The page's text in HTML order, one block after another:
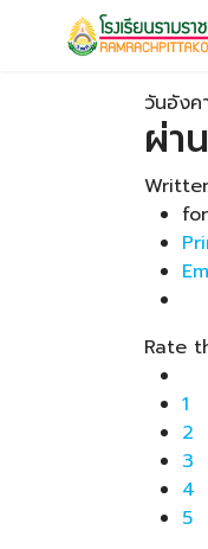
วันอังค
ผ่า
Rate
1
2
3
4
5